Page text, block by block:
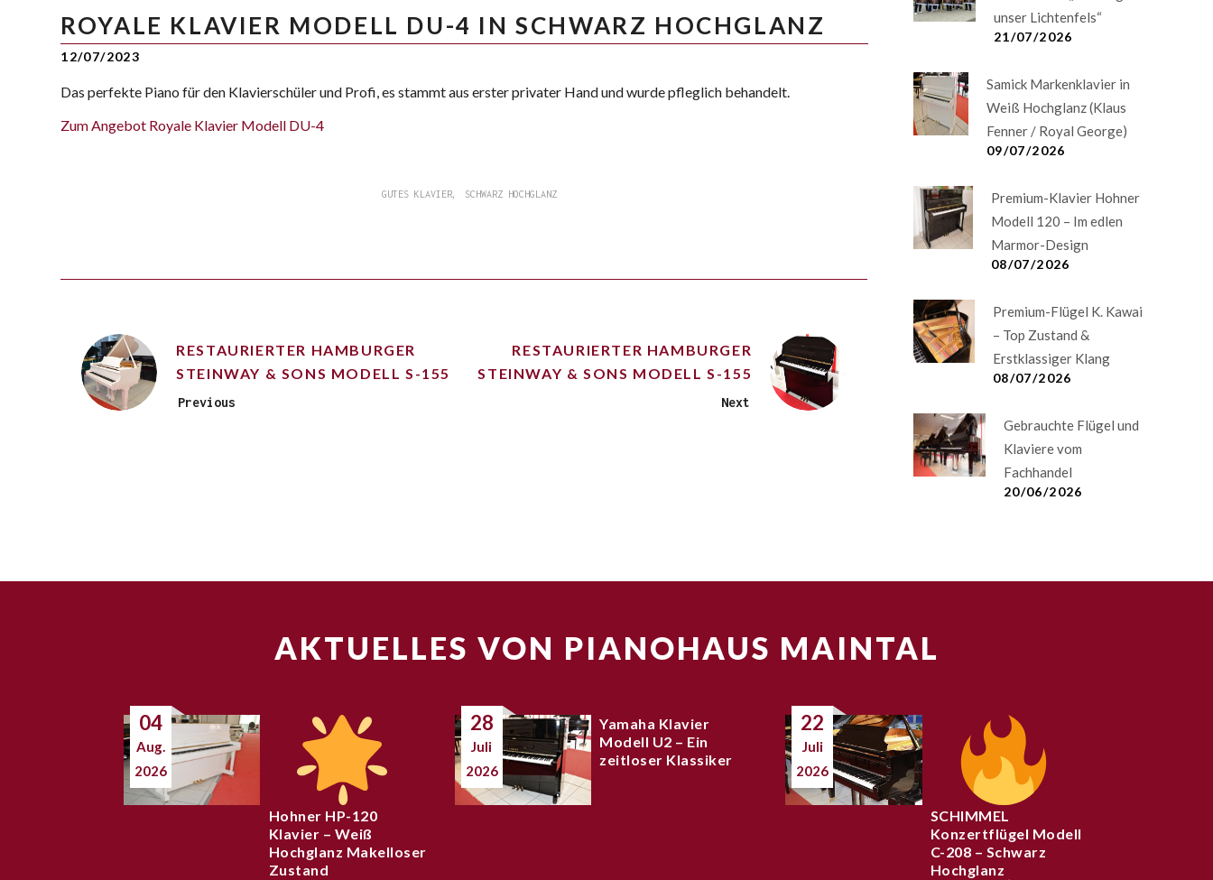
ROYALE KLAVIER MODELL DU-4 IN SCHWARZ HOCHGLANZ
12/07/2023
Das perfekte Piano für den Klavierschüler und Profi, es stammt aus erster privater Hand und wurde pfleglich behandelt.
Zum Angebot Royale Klavier Modell DU-4
GUTES KLAVIER, SCHWARZ HOCHGLANZ
RESTAURIERTER HAMBURGER
STEINWAY & SONS MODELL S-155
Previous
RESTAURIERTER HAMBURGER
STEINWAY & SONS MODELL S-155
Next
unser Lichtenfels“
21/07/2026
Samick Markenklavier in
Weiß Hochglanz (Klaus
Fenner / Royal George)
09/07/2026
Premium-Klavier Hohner
Modell 120 – Im edlen
Marmor-Design
08/07/2026
Premium-Flügel K. Kawai
– Top Zustand &
Erstklassiger Klang
08/07/2026
Gebrauchte Flügel und
Klaviere vom
Fachhandel
20/06/2026
AKTUELLES VON PIANOHAUS MAINTAL
04
Aug.
2026
Hohner HP-120
Klavier – Weiß
Hochglanz Makelloser
Zustand
28
Juli
2026
Yamaha Klavier
Modell U2 – Ein
zeitloser Klassiker
22
Juli
2026
SCHIMMEL
Konzertflügel Modell
C-208 – Schwarz
Hochglanz